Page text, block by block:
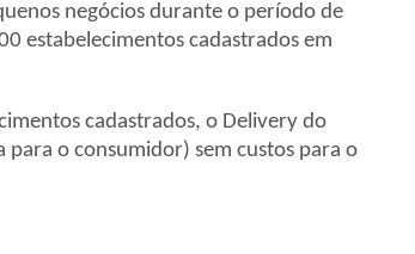
negócios durante o período de
estabelecimentos cadastrados em
cadastrados, o Delivery do
o consumidor) sem custos para o